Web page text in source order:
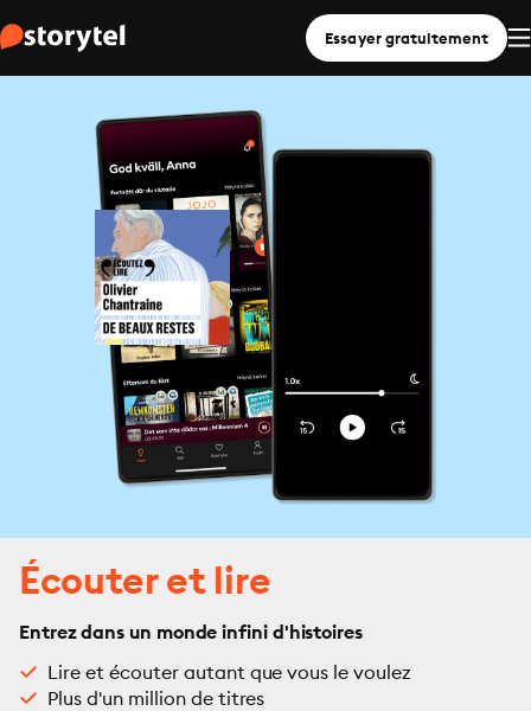
Essayer gratuitement
Écouter et lire
Entrez dans un monde infini d'histoires
Lire et écouter autant que vous le voulez
Plus d'un million de titres